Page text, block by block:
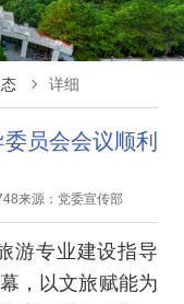
详细
员会会议顺利
来源：党委宣传部
游专业建设指导
，以文旅赋能为